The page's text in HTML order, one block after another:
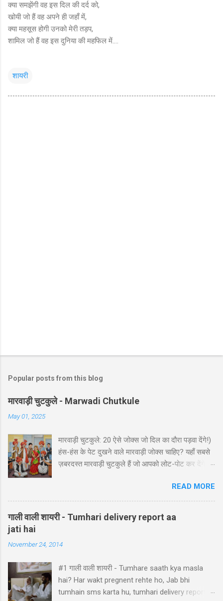
क्या समझेंगी वह इस दिल की दर्द को,
खोयी जो हैं वह अपने ही जहाँ में,
क्या महसूस होगी उनको मेरी तड़प,
शामिल जो हैं वह इस दुनिया की महफिल में….
शायरी
Popular posts from this blog
मारवाड़ी चुटकुले - Marwadi Chutkule
May 01, 2025
मारवाड़ी चुटकुले: 20 ऐसे जोक्स जो दिल का दौरा पड़वा देंगे!)
हंस-हंस के पेट दुखने वाले मारवाड़ी जोक्स चाहिए? यहाँ सबसे
ज़बरदस्त मारवाड़ी चुटकुले हैं जो आपको लोट-पोट कर देंगे! ⚡
पढ़ते ही हंसी नहीं रोक पाएंगे आप! 🤪 😂 मारवाड़ी हंसी के
धमाकेदार जोक्स 💥 "एक मारवाड़ी ने अपनी बीवी को गिफ्ट में
डायमंड रिंग दी। बीवी खुश होकर बोली: 'ये तो असली लगती
है!' मारवाड़ी: 'हां प्रिये, बिल्कुल असली... दुकानदार ने मुझे
इन चाइना'* 😂" Copy "मारवाड़ी बेटा: पापा! मैंने ₹10,000
₹5,000 में बेच दी! पापा: पर वो तो ₹50,000 की थी! बेटा: हां पापा,
इसीलिए तो ₹10,000 कमाए... ₹45,000 तो मैंने अपने पास रख
लिए! 😜" Copy "मारवाड़ी पति ने पत्नी को ₹5000 दिए और
READ MORE
गाली वाली शायरी - Tumhari delivery report aa
jati hai
November 24, 2014
#1 गाली वाली शायरी - Tumhare saath kya masla
hai? Har wakt pregnent rehte ho, Jab bhi
tumhain sms karta hu, tumhari delivery report